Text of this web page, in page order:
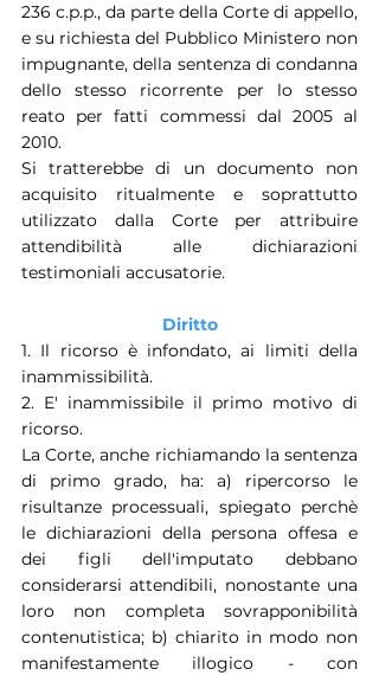
236 c.p.p., da parte della Corte di appello,
e su richiesta del Pubblico Ministero non
impugnante, della sentenza di condanna
dello stesso ricorrente per lo stesso
reato per fatti commessi dal 2005 al
2010.
Si tratterebbe di un documento non
acquisito ritualmente e soprattutto
utilizzato dalla Corte per attribuire
attendibilità alle dichiarazioni
testimoniali accusatorie.
Diritto
1. Il ricorso è infondato, ai limiti della
inammissibilità.
2. E' inammissibile il primo motivo di
ricorso.
La Corte, anche richiamando la sentenza
di primo grado, ha: a) ripercorso le
risultanze processuali, spiegato perchè
le dichiarazioni della persona offesa e
dei figli dell'imputato debbano
considerarsi attendibili, nonostante una
loro non completa sovrapponibilità
contenutistica; b) chiarito in modo non
manifestamente illogico - con